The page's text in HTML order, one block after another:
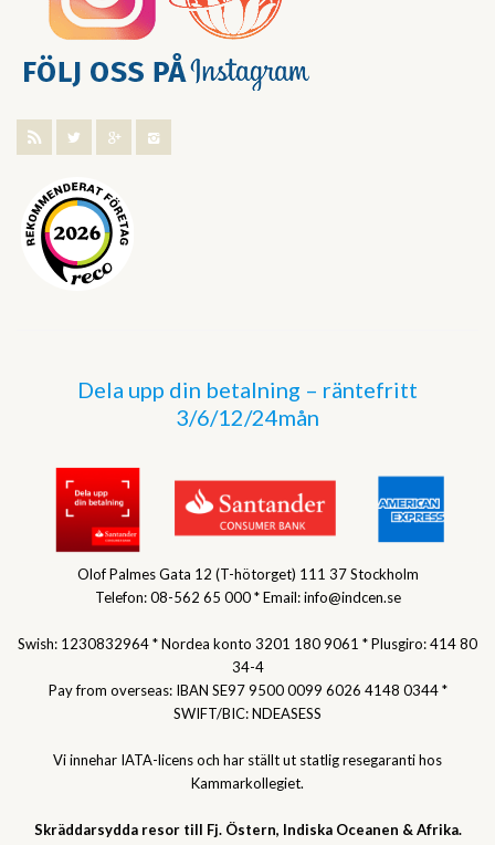
Dela upp din betalning – räntefritt
3/6/12/24mån
Olof Palmes Gata 12 (T-hötorget) 111 37 Stockholm
Telefon: 08-562 65 000 * Email: info@indcen.se
Swish: 1230832964 * Nordea konto 3201 180 9061 * Plusgiro: 414 80
34-4
Pay from overseas: IBAN SE97 9500 0099 6026 4148 0344 *
SWIFT/BIC: NDEASESS
Vi innehar IATA-licens och har ställt ut statlig resegaranti hos
Kammarkollegiet.
Skräddarsydda resor till Fj. Östern, Indiska Oceanen & Afrika.